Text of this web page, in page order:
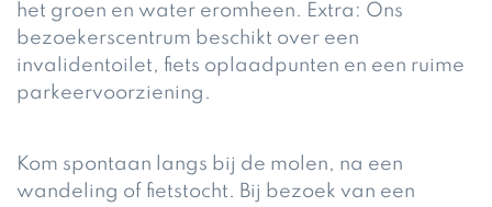
het groen en water eromheen. Extra: Ons
bezoekerscentrum beschikt over een
invalidentoilet, fiets oplaadpunten en een ruime
parkeervoorziening.
Kom spontaan langs bij de molen, na een
wandeling of fietstocht. Bij bezoek van een